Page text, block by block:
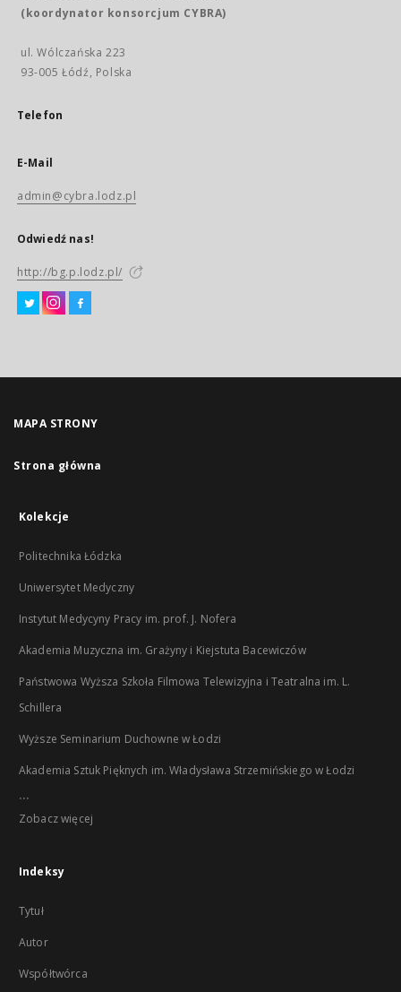
(koordynator konsorcjum CYBRA)
ul. Wólczańska 223
93-005 Łódź, Polska
Telefon
E-Mail
admin@cybra.lodz.pl
Odwiedź nas!
http://bg.p.lodz.pl/
MAPA STRONY
Strona główna
Kolekcje
Politechnika Łódzka
Uniwersytet Medyczny
Instytut Medycyny Pracy im. prof. J. Nofera
Akademia Muzyczna im. Grażyny i Kiejstuta Bacewiczów
Państwowa Wyższa Szkoła Filmowa Telewizyjna i Teatralna im. L.
Schillera
Wyższe Seminarium Duchowne w Łodzi
Akademia Sztuk Pięknych im. Władysława Strzemińskiego w Łodzi
...
Zobacz więcej
Indeksy
Tytuł
Autor
Współtwórca